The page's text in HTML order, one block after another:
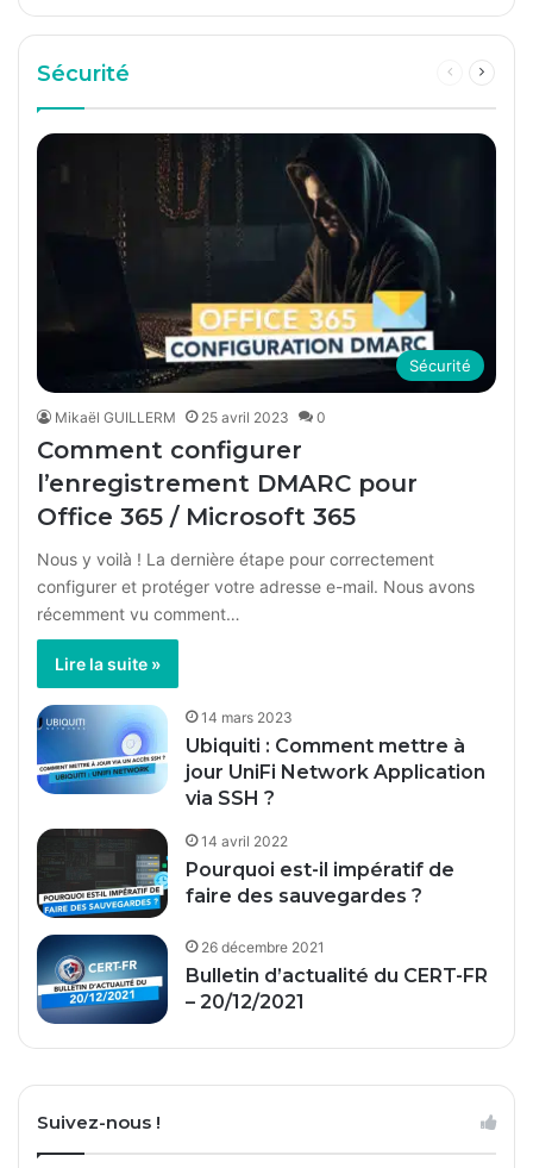
ordonnance,
est-
cher
en
France.
Sécurité
Page
Sécurité
Mikaël GUILLERM 25 avril 2023 0
Comment configurer
l’enregistrement DMARC pour
Office 365 / Microsoft 365
Nous y voilà ! La dernière étape pour correctement
configurer et protéger votre adresse e-mail. Nous avons
récemment vu comment…
Lire la suite »
14 mars 2023
Ubiquiti : Comment mettre à
jour UniFi Network Application
via SSH ?
14 avril 2022
Pourquoi est-il impératif de
faire des sauvegardes ?
26 décembre 2021
Bulletin d’actualité du CERT-FR
– 20/12/2021
Suivez-nous !